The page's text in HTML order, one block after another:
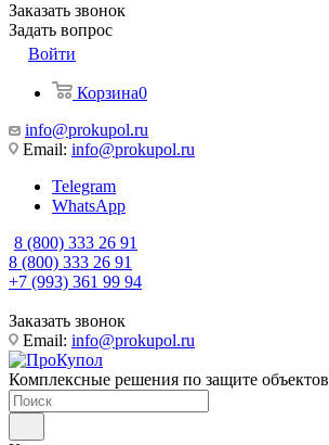
Заказать звонок
Задать вопрос
Войти
Корзина0
info@prokupol.ru
Email: info@prokupol.ru
Telegram
WhatsApp
8 (800) 333 26 91
8 (800) 333 26 91
+7 (993) 361 99 94
Заказать звонок
Email: info@prokupol.ru
Комплексные решения по защите объектов